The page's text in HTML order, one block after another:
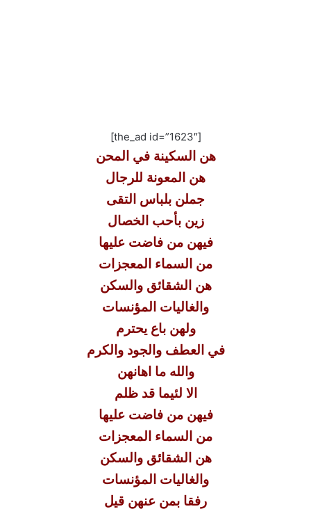
[the_ad id=”1623″]
هن السكينة في المحن
هن المعونة للرجال
جملن بلباس التقى
زين بأحب الخصال
فيهن من فاضت عليها
من السماء المعجزات
هن الشقائق والسكن
والغاليات المؤنسات
ولهن باع يحترم
في العطف والجود والكرم
والله ما اهانهن
الا لئيما قد ظلم
فيهن من فاضت عليها
من السماء المعجزات
هن الشقائق والسكن
والغاليات المؤنسات
رفقا بمن عنهن قيل